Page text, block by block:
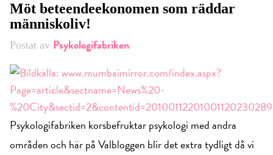
Möt beteendeekonomen som räddar
människoliv!
Postat av Psykologifabriken
Psykologifabriken korsbefruktar psykologi med andra
områden och här på Valbloggen blir det extra tydligt då vi